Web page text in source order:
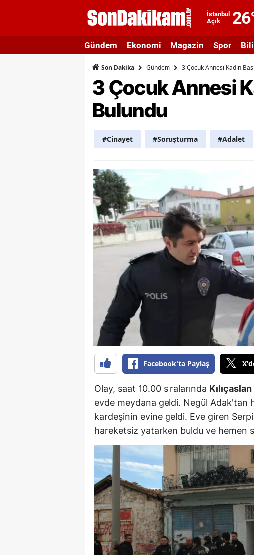
İstanbul
Açık
26
Adıyaman
Ağrı
Ankara
Aydın
Balıkesir
Bilecik
Bingöl
Bitlis
Bolu
Burdur
Çanakkale
Çankırı
Çorum
Denizli
Edirne
Elazığ
Erzincan
Erzurum
Eskişehir
Gündem Ekonomi Magazin Spor
Son Dakika Gündem 3 Çocuk Annesi Kadın
3 Çocuk Annesi
Bulundu
#Cinayet #Soruşturma #Adalet
Facebook'ta Paylaş
Olay, saat 10.00 sıralarında
evde meydana geldi. Negül Adak'tan
kardeşinin evine geldi. Eve giren
hareketsiz yatarken buldu ve hemen